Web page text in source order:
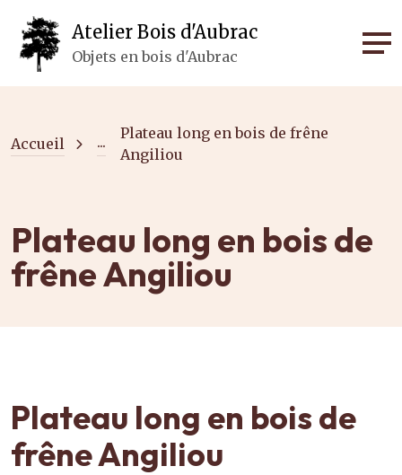
Atelier Bois d'Aubrac
Objets en bois d'Aubrac
Accueil ...
Plateau long en bois de frêne
Angiliou
Plateau long en bois de
frêne Angiliou
Plateau long en bois de
frêne Angiliou